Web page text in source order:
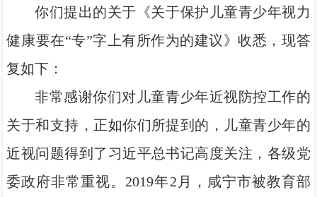
你们提出的关于《关于保护儿童青少年视力
健康要在“专”字上有所作为的建议》收悉，现答
复如下：
非常感谢你们对儿童青少年近视防控工作的
关于和支持，正如你们所提到的，儿童青少年的
近视问题得到了习近平总书记高度关注，各级党
委政府非常重视。2019年2月，咸宁市被教育部